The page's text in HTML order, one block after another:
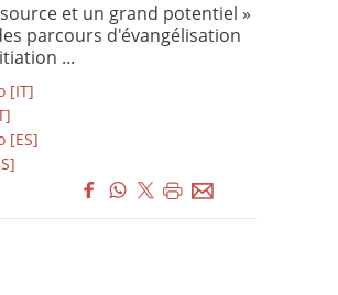
et un grand potentiel »
parcours d'évangélisation
...
[IT]
[ES]